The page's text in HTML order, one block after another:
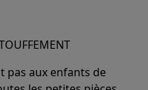
pas aux enfants de